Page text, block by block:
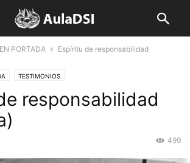
PORTADA
Espíritu de responsabilidad
TESTIMONIOS
responsabilidad
499